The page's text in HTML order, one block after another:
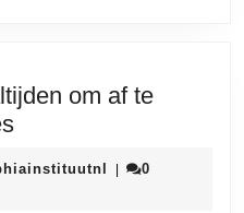
om af te
Gezonde
om
sophiainstituutnl
|
0